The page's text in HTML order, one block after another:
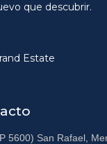
que descubrir.
Estate
5600) San Rafael,